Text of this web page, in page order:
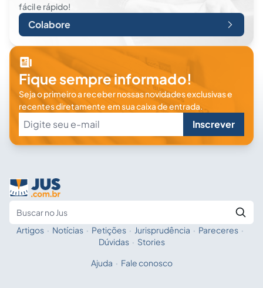
fácil e rápido!
Colabore
Fique sempre informado!
Seja o primeiro a receber nossas novidades exclusivas e
recentes diretamente em sua caixa de entrada.
Inscrever
Fale com a IA
Artigos · Notícias · Petições · Jurisprudência · Pareceres ·
Dúvidas · Stories
Ajuda · Fale conosco